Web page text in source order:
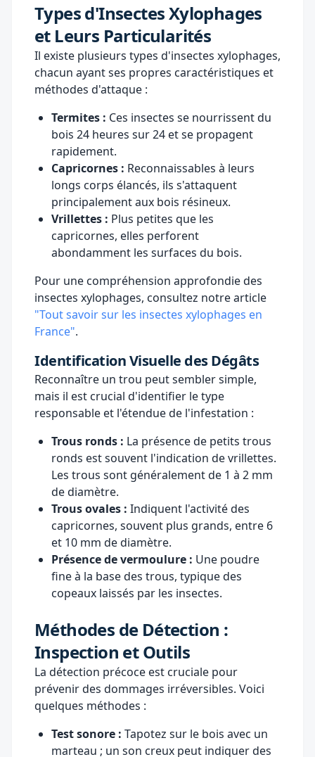
Types d'Insectes Xylophages
et Leurs Particularités
Il existe plusieurs types d'insectes xylophages,
chacun ayant ses propres caractéristiques et
méthodes d'attaque :
Termites : Ces insectes se nourrissent du
bois 24 heures sur 24 et se propagent
rapidement.
Capricornes : Reconnaissables à leurs
longs corps élancés, ils s'attaquent
principalement aux bois résineux.
Vrillettes : Plus petites que les
capricornes, elles perforent
abondamment les surfaces du bois.
Pour une compréhension approfondie des
insectes xylophages, consultez notre article
"Tout savoir sur les insectes xylophages en
France".
Identification Visuelle des Dégâts
Reconnaître un trou peut sembler simple,
mais il est crucial d'identifier le type
responsable et l'étendue de l'infestation :
Trous ronds : La présence de petits trous
ronds est souvent l'indication de vrillettes.
Les trous sont généralement de 1 à 2 mm
de diamètre.
Trous ovales : Indiquent l'activité des
capricornes, souvent plus grands, entre 6
et 10 mm de diamètre.
Présence de vermoulure : Une poudre
fine à la base des trous, typique des
copeaux laissés par les insectes.
Méthodes de Détection :
Inspection et Outils
La détection précoce est cruciale pour
prévenir des dommages irréversibles. Voici
quelques méthodes :
Test sonore : Tapotez sur le bois avec un
marteau ; un son creux peut indiquer des